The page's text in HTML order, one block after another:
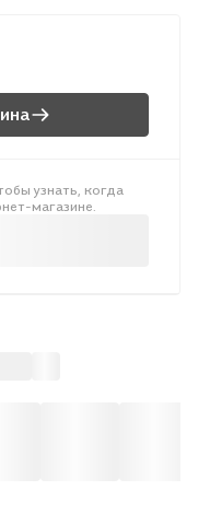
методические
различные игры,
Издание
студентам
узнать, когда
магазине.